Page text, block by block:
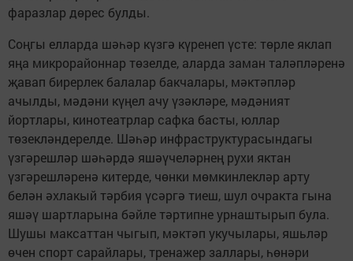
фаразлар дөрес булды.
Соңгы елларда шәһәр күзгә күренеп үсте: төрле яклап
яңа микрорайоннар төзелде, аларда заман таләпләренә
җавап бирерлек балалар бакчалары, мәктәпләр
ачылды, мәдәни күңел ачу үзәкләре, мәдәният
йортлары, кинотеатрлар сафка басты, юллар
төзекләндерелде. Шәһәр инфраструктурасындагы
үзгәрешләр шәһәрдә яшәүчеләрнең рухи яктан
үзгәрешләренә китерде, чөнки мөмкинлекләр арту
белән әхлакый тәрбия үсәргә тиеш, шул очракта гына
яшәү шартларына бәйле тәртипне урнаштырып була.
Шушы максаттан чыгып, мәктәп укучылары, яшьләр
өчен спорт сарайлары, тренажер заллары, һөнәри